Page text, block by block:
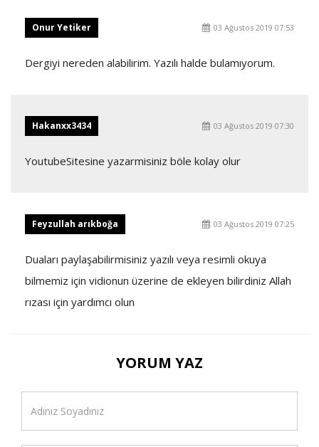
Onur Yetiker 03 Ağustos 2019 07:53
Dergiyi nereden alabilirim. Yazılı halde bulamıyorum.
Hakanxx3434 03 Ağustos 2019 07:30
YoutubeSitesine yazarmisiniz böle kolay olur
Feyzullah arıkboğa 03 Ağustos 2019 07:25
Duaları paylaşabilirmisiniz yazılı veya resimli okuya
bilmemiz için vidionun üzerine de ekleyen bilirdiniz Allah
rızası için yardımcı olun
YORUM YAZ